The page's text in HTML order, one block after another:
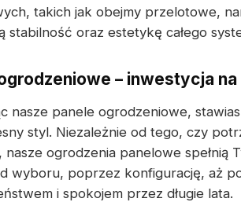
takich jak obejmy przelotowe,
stabilność oraz estetykę całego
– inwestycja na
nasze panele ogrodzeniowe,
styl. Niezależnie od tego, czy
nasze ogrodzenia panelowe spełnią
wyboru, poprzez konfigurację, aż
i spokojem przez długie lata.